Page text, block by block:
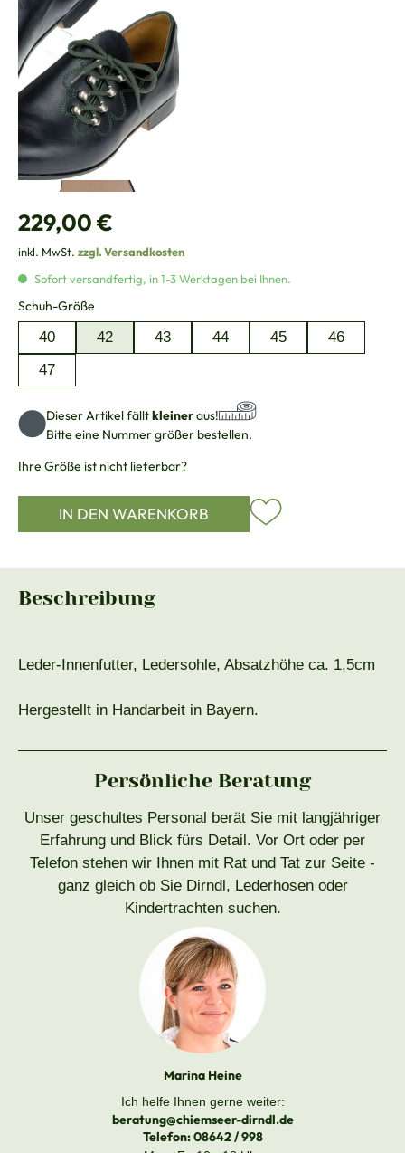
Regulärer Preis:
229,00 €
inkl. MwSt. zzgl. Versandkosten
Sofort versandfertig, in 1-3 Werktagen bei Ihnen.
Schuh-Größe
40 42 43 44 45
46
47
Dieser Artikel fälltkleineraus!
Bitte eine Nummer größer bestellen.
Ihre Größe ist nicht lieferbar?
IN DEN WARENKORB
Beschreibung
Leder-Innenfutter, Ledersohle, Absatzhöhe ca. 1,5cm
Hergestellt in Handarbeit in Bayern.
Persönliche Beratung
Unser geschultes Personal berät Sie mit langjähriger
Erfahrung und Blick fürs Detail. Vor Ort oder per
Telefon stehen wir Ihnen mit Rat und Tat zur Seite -
ganz gleich ob Sie Dirndl, Lederhosen oder
Kindertrachten suchen.
Marina Heine
Ich helfe Ihnen gerne weiter:
beratung@chiemseer-dirndl.de
Telefon:08642 / 998